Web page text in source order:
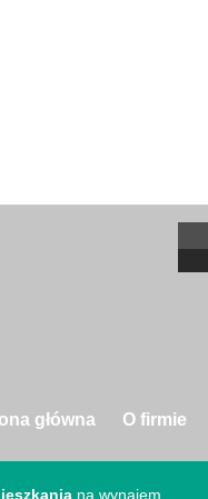
główna O firmie
na wynajem